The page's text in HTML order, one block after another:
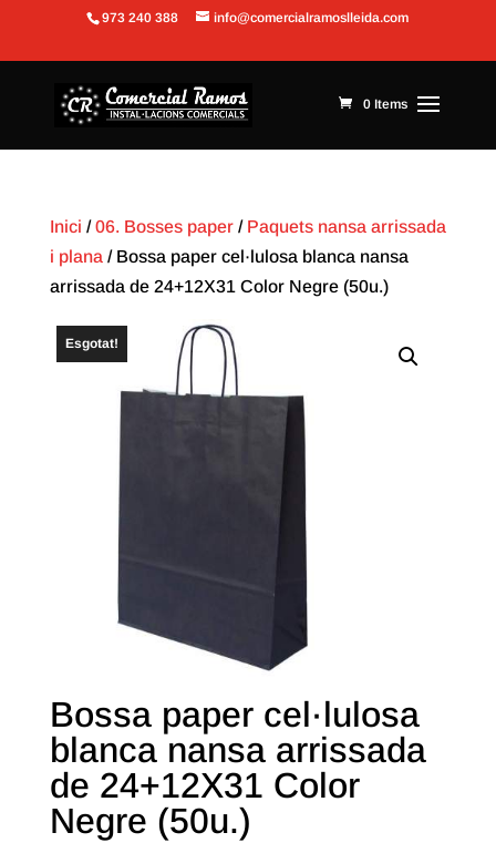
Obre la barra d'eines
973 240 388 info@comercialramoslleida.com
0 Items
Inici /06. Bosses paper/ Paquets nansa arrissada
i plana / Bossa paper cel·lulosa blanca nansa
arrissada de 24+12X31 Color Negre (50u.)
Esgotat!
Bossa paper cel·lulosa
blanca nansa arrissada
de 24+12X31 Color
Negre (50u.)